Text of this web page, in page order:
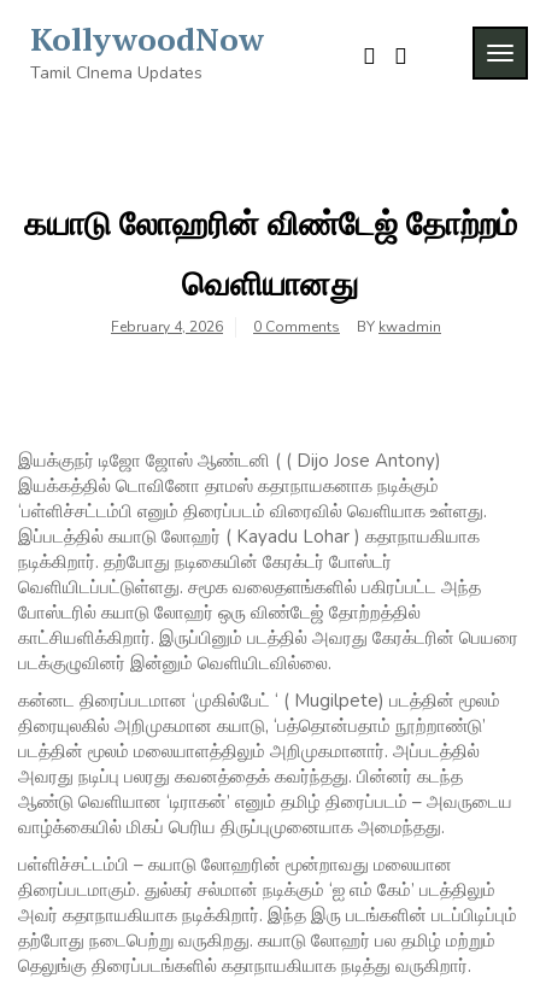
content
KollywoodNow
Tamil CInema Updates
கயாடு லோஹரின் விண்டேஜ் தோற்றம்
வெளியானது
February 4, 2026 0 Comments BY kwadmin
இயக்குநர் டிஜோ ஜோஸ் ஆண்டனி ( ( Dijo Jose Antony)
இயக்கத்தில் டொவினோ தாமஸ் கதாநாயகனாக நடிக்கும்
‘பள்ளிச்சட்டம்பி எனும் திரைப்படம் விரைவில் வெளியாக உள்ளது.
இப்படத்தில் கயாடு லோஹர் ( Kayadu Lohar ) கதாநாயகியாக
நடிக்கிறார். தற்போது நடிகையின் கேரக்டர் போஸ்டர்
வெளியிடப்பட்டுள்ளது. சமூக வலைதளங்களில் பகிரப்பட்ட அந்த
போஸ்டரில் கயாடு லோஹர் ஒரு விண்டேஜ் தோற்றத்தில்
காட்சியளிக்கிறார். இருப்பினும் படத்தில் அவரது கேரக்டரின் பெயரை
படக்குழுவினர் இன்னும் வெளியிடவில்லை.
கன்னட திரைப்படமான ‘முகில்பேட் ‘ ( Mugilpete) படத்தின் மூலம்
திரையுலகில் அறிமுகமான கயாடு, ‘பத்தொன்பதாம் நூற்றாண்டு’
படத்தின் மூலம் மலையாளத்திலும் அறிமுகமானார். அப்படத்தில்
அவரது நடிப்பு பலரது கவனத்தைக் கவர்ந்தது. பின்னர் கடந்த
ஆண்டு வெளியான ‘டிராகன்’ எனும் தமிழ் திரைப்படம் – அவருடைய
வாழ்க்கையில் மிகப் பெரிய திருப்புமுனையாக அமைந்தது.
பள்ளிச்சட்டம்பி – கயாடு லோஹரின் மூன்றாவது மலையான
திரைப்படமாகும். துல்கர் சல்மான் நடிக்கும் ‘ஐ எம் கேம்’ படத்திலும்
அவர் கதாநாயகியாக நடிக்கிறார். இந்த இரு படங்களின் படப்பிடிப்பும்
தற்போது நடைபெற்று வருகிறது. கயாடு லோஹர் பல தமிழ் மற்றும்
தெலுங்கு திரைப்படங்களில் கதாநாயகியாக நடித்து வருகிறார்.